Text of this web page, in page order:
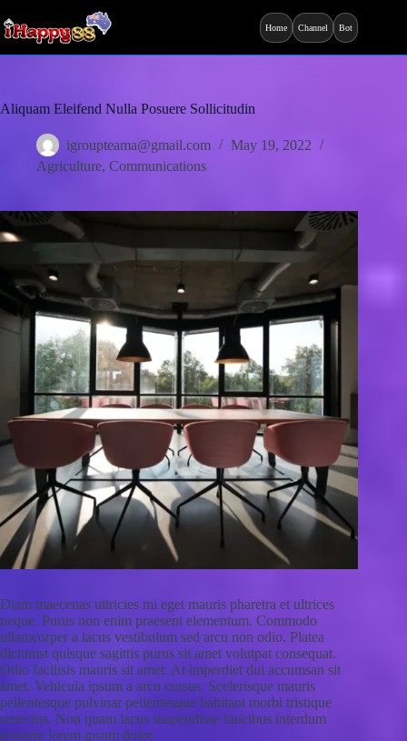
Home Channel Bot
Aliquam Eleifend Nulla Posuere Sollicitudin
igroupteama@gmail.com
May 19, 2022
Agriculture, Communications
Diam maecenas ultricies mi eget mauris pharetra et ultrices
neque. Purus non enim praesent elementum. Commodo
ullamcorper a lacus vestibulum sed arcu non odio. Platea
dictumst quisque sagittis purus sit amet volutpat consequat.
Odio facilisis mauris sit amet. At imperdiet dui accumsan sit
amet. Vehicula ipsum a arcu cursus. Scelerisque mauris
pellentesque pulvinar pellentesque habitant morbi tristique
senectus. Non quam lacus suspendisse faucibus interdum
posuere lorem ipsum dolor.